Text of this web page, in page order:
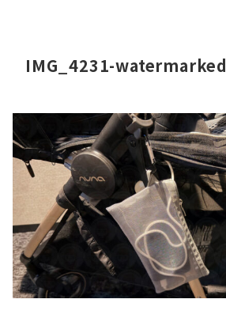
IMG_4231-watermarked